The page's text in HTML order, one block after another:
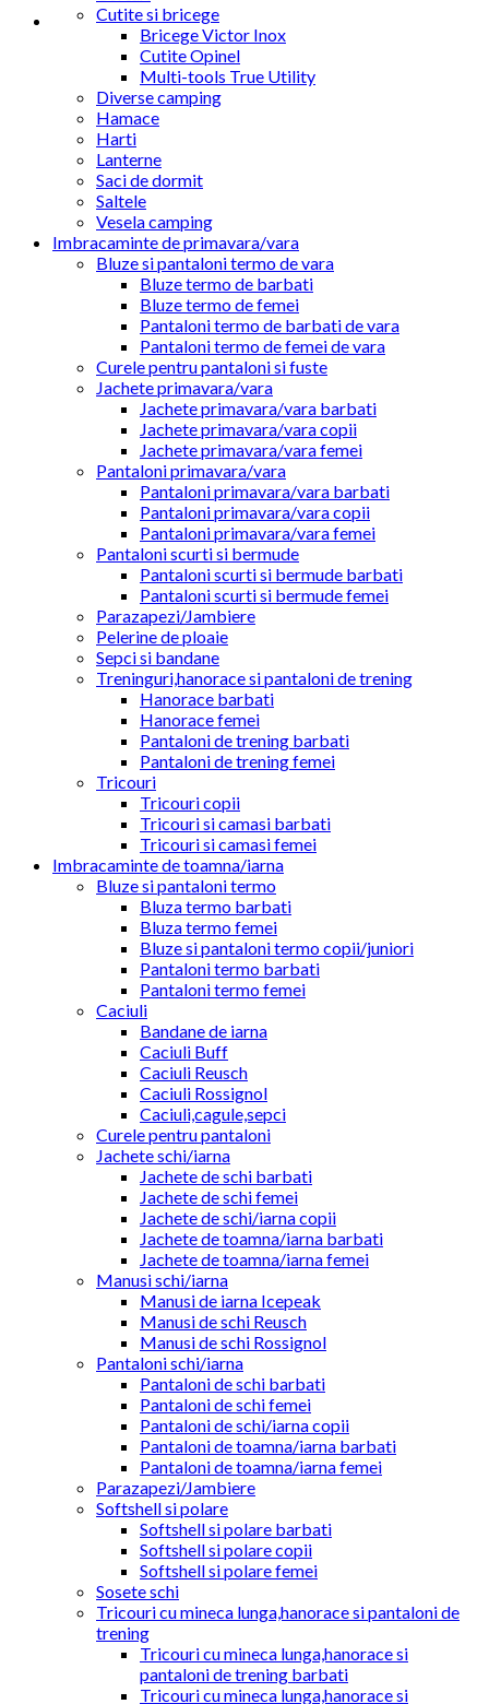
Cutite si bricege
Bricege Victor Inox
Cutite Opinel
Multi-tools True Utility
Diverse camping
Hamace
Harti
Lanterne
Saci de dormit
Saltele
Vesela camping
Imbracaminte de primavara/vara
Bluze si pantaloni termo de vara
Bluze termo de barbati
Bluze termo de femei
Pantaloni termo de barbati de vara
Pantaloni termo de femei de vara
Curele pentru pantaloni si fuste
Jachete primavara/vara
Jachete primavara/vara barbati
Jachete primavara/vara copii
Jachete primavara/vara femei
Pantaloni primavara/vara
Pantaloni primavara/vara barbati
Pantaloni primavara/vara copii
Pantaloni primavara/vara femei
Pantaloni scurti si bermude
Pantaloni scurti si bermude barbati
Pantaloni scurti si bermude femei
Parazapezi/Jambiere
Pelerine de ploaie
Sepci si bandane
Treninguri,hanorace si pantaloni de trening
Hanorace barbati
Hanorace femei
Pantaloni de trening barbati
Pantaloni de trening femei
Tricouri
Tricouri copii
Tricouri si camasi barbati
Tricouri si camasi femei
Imbracaminte de toamna/iarna
Bluze si pantaloni termo
Bluza termo barbati
Bluza termo femei
Bluze si pantaloni termo copii/juniori
Pantaloni termo barbati
Pantaloni termo femei
Caciuli
Bandane de iarna
Caciuli Buff
Caciuli Reusch
Caciuli Rossignol
Caciuli,cagule,sepci
Curele pentru pantaloni
Jachete schi/iarna
Jachete de schi barbati
Jachete de schi femei
Jachete de schi/iarna copii
Jachete de toamna/iarna barbati
Jachete de toamna/iarna femei
Manusi schi/iarna
Manusi de iarna Icepeak
Manusi de schi Reusch
Manusi de schi Rossignol
Pantaloni schi/iarna
Pantaloni de schi barbati
Pantaloni de schi femei
Pantaloni de schi/iarna copii
Pantaloni de toamna/iarna barbati
Pantaloni de toamna/iarna femei
Parazapezi/Jambiere
Softshell si polare
Softshell si polare barbati
Softshell si polare copii
Softshell si polare femei
Sosete schi
Tricouri cu mineca lunga,hanorace si pantaloni de
trening
Tricouri cu mineca lunga,hanorace si
pantaloni de trening barbati
Tricouri cu mineca lunga,hanorace si